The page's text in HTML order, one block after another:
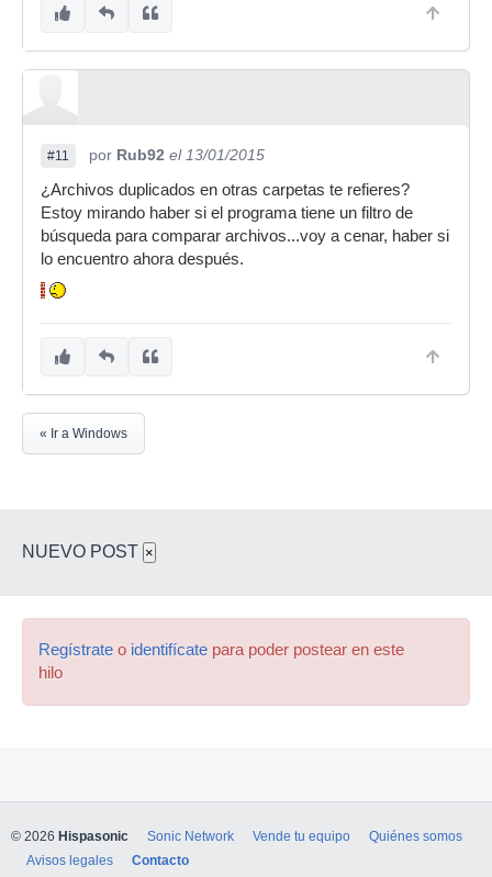
#11 por Rub92 el 13/01/2015
¿Archivos duplicados en otras carpetas te refieres?
Estoy mirando haber si el programa tiene un filtro de
búsqueda para comparar archivos...voy a cenar, haber si
lo encuentro ahora después.
« Ir a Windows
NUEVO POST ×
Regístrate o identifícate para poder postear en este
hilo
© 2026 Hispasonic Sonic Network Vende tu equipo
Quiénes somos
Avisos legales
Contacto